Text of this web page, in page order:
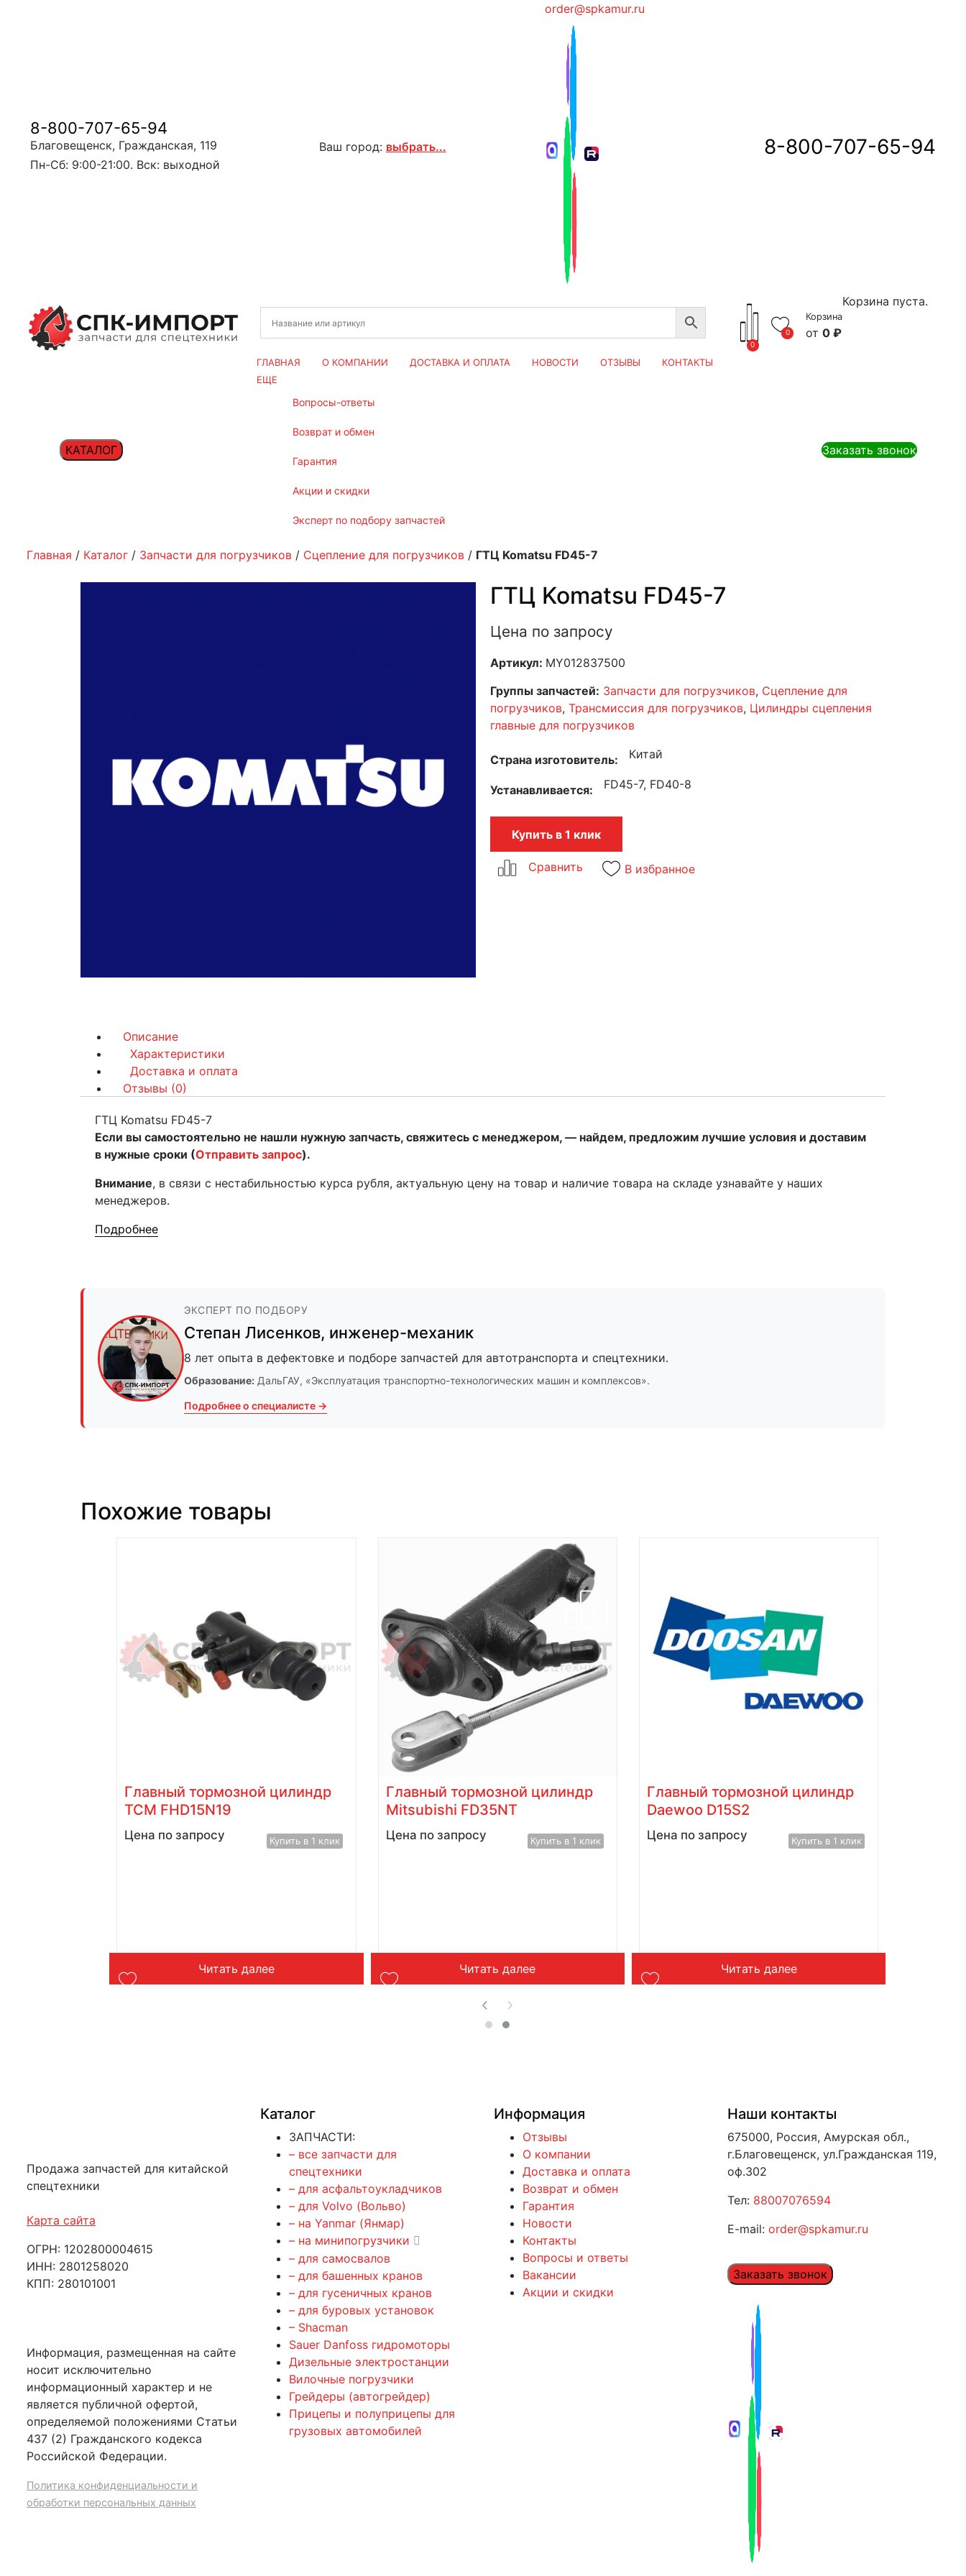
8-800-707-65-94
Благовещенск, Гражданская, 119
Пн-Сб: 9:00-21:00. Вск: выходной
Ваш город: выбрать...
order@spkamur.ru
8-800-707-65-94
0
0
Корзина
0 ₽
Корзина пуста.
КАТАЛОГ
ГЛАВНАЯ О КОМПАНИИ ДОСТАВКА И ОПЛАТА НОВОСТИ ОТЗЫВЫ
КОНТАКТЫ
ЕЩЕ
вопросы-ответы
возврат и обмен
гарантия
акции и скидки
эксперт по подбору запчастей
Заказать звонок
Главная / Каталог / Запчасти для погрузчиков / Сцепление для погрузчиков / ГТЦ Komatsu FD45-7
ГТЦ Komatsu FD45-7
Цена по запросу
Артикул: MY012837500
Группы запчастей: Запчасти для погрузчиков, Сцепление для
погрузчиков, Трансмиссия для погрузчиков, Цилиндры сцепления
главные для погрузчиков
Страна изготовитель Китай
Устанавливается FD45-7, FD40-8
Купить в 1 клик
В избранное
Описание
Характеристики
Доставка и оплата
Отзывы (0)
ГТЦ Komatsu FD45-7
Если вы самостоятельно не нашли нужную запчасть, свяжитесь с менеджером, — найдем, предложим лучшие условия и доставим
в нужные сроки (Отправить запрос).
Внимание, в связи с нестабильностью курса рубля, актуальную цену на товар и наличие товара на складе узнавайте у наших
менеджеров.
Подробнее
ЭКСПЕРТ ПО ПОДБОРУ
Степан Лисенков, инженер-механик
8 лет опыта в дефектовке и подборе запчастей для автотранспорта и спецтехники.
Образование: ДальГАУ, «Эксплуатация транспортно-технологических машин и комплексов».
Подробнее о специалисте →
Похожие товары
Главный тормозной цилиндр
TCM FHD15N19
Цена по запросу Купить в 1 клик
Читать далее
Главный тормозной цилиндр
Mitsubishi FD35NT
Цена по запросу Купить в 1 клик
Читать далее
Главный тормозной цилиндр
Daewoo D15S2
Цена по запросу Купить в 1 клик
Читать далее
Продажа запчастей для китайской
спецтехники
Карта сайта
ОГРН: 1202800004615
ИНН: 2801258020
КПП: 280101001
Информация, размещенная на сайте
носит исключительно
информационный характер и не
является публичной офертой,
определяемой положениями Статьи
437 (2) Гражданского кодекса
Российской Федерации.
Политика конфиденциальности и
обработки персональных данных
Каталог
ЗАПЧАСТИ:
– все запчасти для
спецтехники
– для асфальтоукладчиков
– для Volvo (Вольво)
– на Yanmar (Янмар)
– на минипогрузчики
– для самосвалов
– для башенных кранов
– для гусеничных кранов
– для буровых установок
– Shacman
Sauer Danfoss гидромоторы
Дизельные электростанции
Вилочные погрузчики
Грейдеры (автогрейдер)
Прицепы и полуприцепы для
грузовых автомобилей
Информация
Отзывы
О компании
Доставка и оплата
Возврат и обмен
Гарантия
Новости
Контакты
Вопросы и ответы
Вакансии
Акции и скидки
Наши контакты
675000, Россия, Амурская обл.,
г.Благовещенск, ул.Гражданская 119,
оф.302
Тел: 88007076594
E-mail: order@spkamur.ru
Заказать звонок